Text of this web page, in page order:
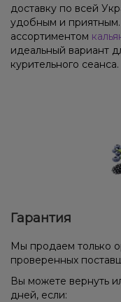
доставку по всей
удобным и
ассортиментом
идеальный вариант
курительного сеанса.
Гарантия
Мы продаем только
проверенных
Вы можете вернуть
дней, если: